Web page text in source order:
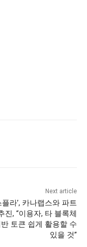
Next article
플라’, 카나랩스와 파트
진, “이용자, 타 블록체
토큰 쉽게 활용할 수
있을 것”